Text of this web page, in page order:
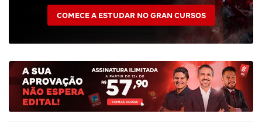
COMECE A ESTUDAR NO GRAN CURSOS